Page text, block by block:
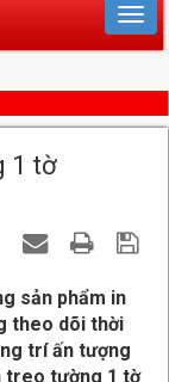
1 tờ
sản phẩm in
theo dõi thời
trí ấn tượng
treo tường 1 tờ